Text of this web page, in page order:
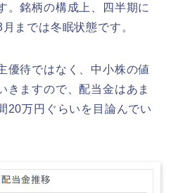
。銘柄の構成上、四半期に
までは冬眠状態です。
優待ではなく、中小株の値
きますので、配当金はあま
20万円ぐらいを目論んでい